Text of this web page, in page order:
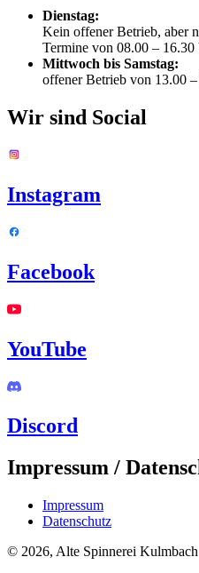
Dienstag:
Kein offener Betrieb, aber
Termine von 08.00 – 16.30
Mittwoch bis Samstag:
offener Betrieb von 13.00
Wir sind Social
Instagram
Facebook
YouTube
Discord
Impressum /
Impressum
Datenschutz
© 2026, Alte Spinnerei Kulmbach